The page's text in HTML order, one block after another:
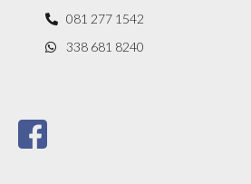
081 277 1542
338 681 8240